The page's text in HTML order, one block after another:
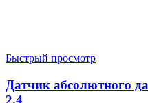
Быстрый просмотр
Датчик абсолютного
2.4